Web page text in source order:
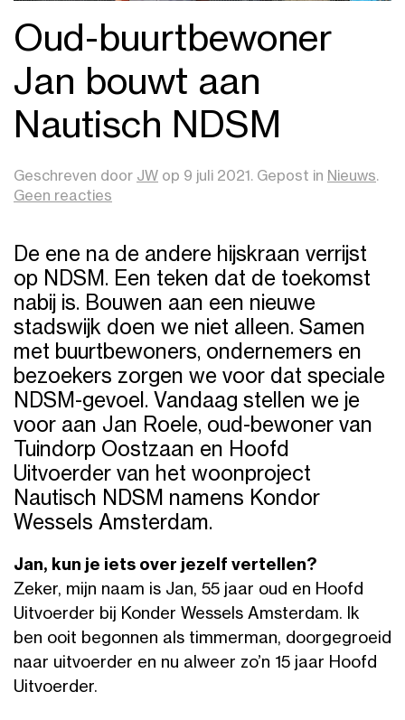
Oud-buurtbewoner
Jan bouwt aan
Nautisch NDSM
Geschreven door JW op 9 juli 2021 . Gepost in Nieuws.
Geen reacties
Jan
bouwt
Nautisch
NDSM
De ene na de andere hijskraan verrijst
op NDSM. Een teken dat de toekomst
nabij is. Bouwen aan een nieuwe
stadswijk doen we niet alleen. Samen
met buurtbewoners, ondernemers en
bezoekers zorgen we voor dat speciale
NDSM-gevoel. Vandaag stellen we je
voor aan Jan Roele, oud-bewoner van
Tuindorp Oostzaan en Hoofd
Uitvoerder van het woonproject
Nautisch NDSM namens Kondor
Wessels Amsterdam.
Jan, kun je iets over jezelf vertellen?
Zeker, mijn naam is Jan, 55 jaar oud en Hoofd
Uitvoerder bij Konder Wessels Amsterdam. Ik
ben ooit begonnen als timmerman, doorgegroeid
naar uitvoerder en nu alweer zo’n 15 jaar Hoofd
Uitvoerder.